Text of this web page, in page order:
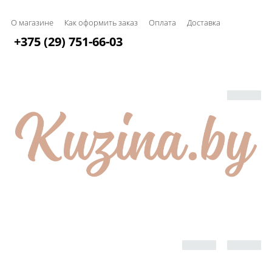
О магазине Как оформить заказ Оплата Доставка
+375 (29) 751-66-03